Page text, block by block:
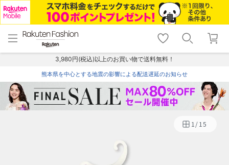
menu home
トップ
shopping_cart lock_outline
ログイン
3,980円(税込)以上のお買い物で送料無料！
熊本県を中心とする地震の影響による配送遅延のお知らせ
1/15